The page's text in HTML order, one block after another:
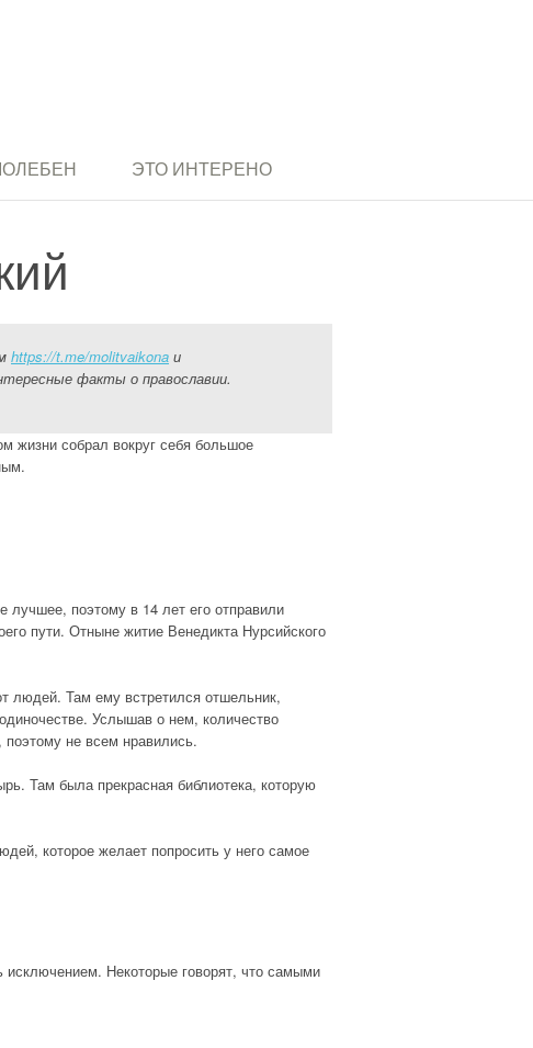
ЭТО ИНТЕРЕНО
https://t.me/molitvaikona и
факты о православии.
жизни собрал вокруг себя большое
лучшее, поэтому в 14 лет его отправили
пути. Отныне житие Венедикта Нурсийского
людей. Там ему встретился отшельник,
Услышав о нем, количество
не всем нравились.
Там была прекрасная библиотека, которую
которое желает попросить у него самое
Некоторые говорят, что самыми